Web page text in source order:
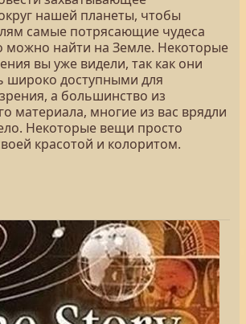
нашей планеты, чтобы
самые потрясающие чудеса
можно найти на Земле. Некоторые
вы уже видели, так как они
широко доступными для
а большинство из
материала, многие из вас врядли
Некоторые вещи просто
красотой и колоритом.